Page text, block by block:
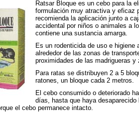
Ratsar Bloque es un cebo para la
formulación muy atractiva y eficaz
recomienda la aplicación junto a
accidental por niños o animales a
contiene una sustancia amarga.
Es un rodenticida de uso e
alrededor de las zonas de
proximidades de las madrigueras
Para ratas se distribuyen 2 a 5
ratones, un bloque cada 2 metros.
El cebo consumido o deteriorado
días, hasta que haya
el cebo permanece intacto.